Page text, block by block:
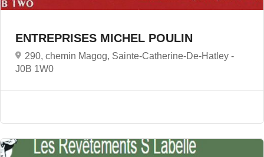
ENTREPRISES MICHEL POULIN
290, chemin Magog, Sainte-Catherine-De-Hatley -
J0B 1W0